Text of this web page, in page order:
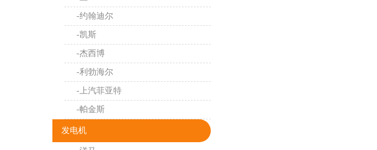
-约翰迪尔
-凯斯
-杰西博
-利勃海尔
-上汽菲亚特
-帕金斯
发电机